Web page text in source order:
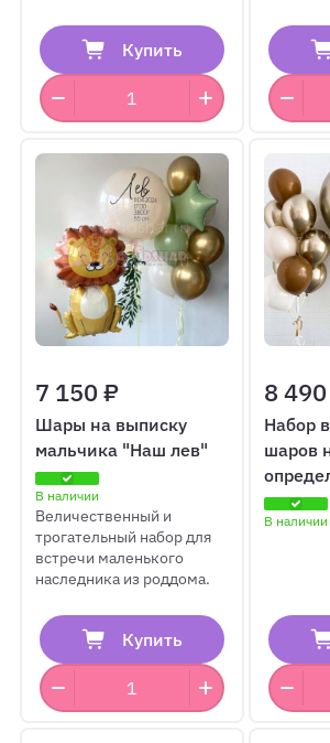
Купить
7 150 ₽
Шары на выписку
мальчика "Наш лев"
В наличии
Величественный и
трогательный набор для
встречи маленького
наследника из роддома.
Купить
8
Набор
шаров
№12
В наличии